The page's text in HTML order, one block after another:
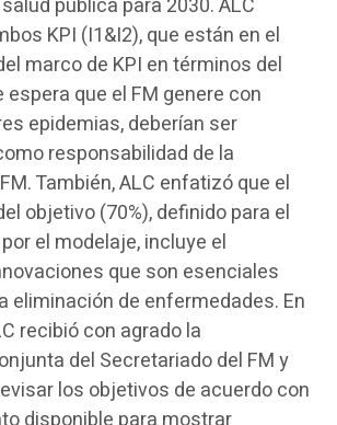
pública para 2030. ALC
KPI (I1&I2), que están en el
marco de KPI en términos del
que el FM genere con
epidemias, deberían ser
responsabilidad de la
También, ALC enfatizó que el
objetivo (70%), definido para el
el modelaje, incluye el
que son esenciales
eliminación de enfermedades. En
recibió con agrado la
del Secretariado del FM y
los objetivos de acuerdo con